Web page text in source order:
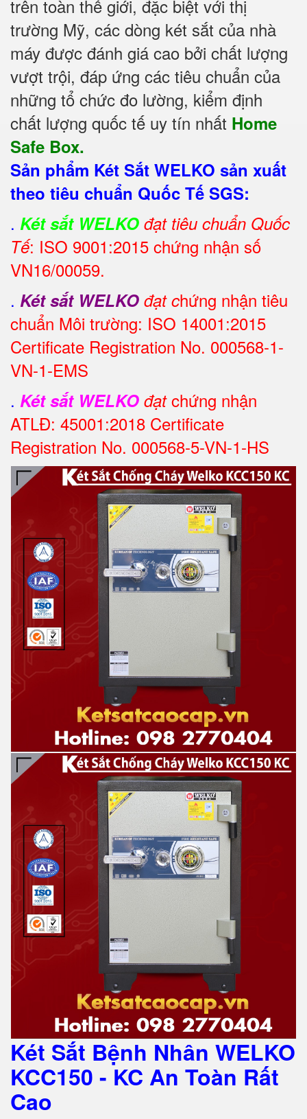
trên toàn thế giới, đặc biệt với thị
trường Mỹ, các dòng két sắt của nhà
máy được đánh giá cao bởi chất lượng
vượt trội, đáp ứng các tiêu chuẩn của
những tổ chức đo lường, kiểm định
chất lượng quốc tế uy tín nhất Home
Safe Box.
Sản phẩm Két Sắt WELKO sản xuất
theo tiêu chuẩn Quốc Tế SGS:
. Két sắt WELKO đạt tiêu chuẩn Quốc
Tế: ISO 9001:2015 chứng nhận số
VN16/00059.
. Két sắt WELKO đạt chứng nhận tiêu
chuẩn Môi trường: ISO 14001:2015
Certificate Registration No. 000568-1-
VN-1-EMS
. Két sắt WELKO đạtchứng nhận
ATLĐ: 45001:2018 Certificate
Registration No. 000568-5-VN-1-HS
Két Sắt Bệnh Nhân WELKO
KCC150 - KC An Toàn Rất
Cao